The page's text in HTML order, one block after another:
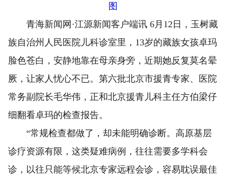
图
青海新闻网·江源新闻客户端讯 6月12日，玉树藏
族自治州人民医院儿科诊室里，13岁的藏族女孩卓玛
脸色苍白，安静地靠在母亲身旁，近期她反复莫名晕
厥，让家人忧心不已。第六批北京市援青专家、医院
常务副院长毛华伟，正和北京援青儿科主任方伯梁仔
细翻看卓玛的检查报告。
“常规检查都做了，却未能明确诊断。高原基层
诊疗资源有限，这类疑难病例，往往需要多学科会
诊，以往只能等候北京专家远程会诊，容易耽误最佳